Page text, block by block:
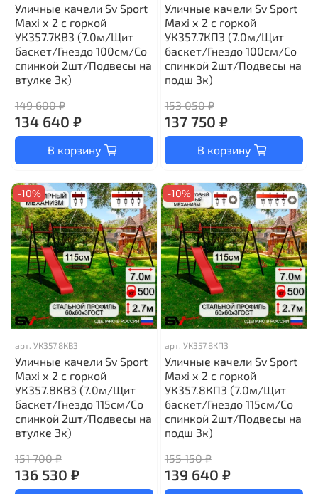
Уличные качели Sv Sport
Maxi х 2 с горкой
УК357.7КВ3 (7.0м/Щит
баскет/Гнездо 100см/Со
спинкой 2шт/Подвесы на
втулке 3к)
149 600 ₽
134 640 ₽
В корзину
Уличные качели Sv Sport
Maxi х 2 с горкой
УК357.7КП3 (7.0м/Щит
баскет/Гнездо 100см/Со
спинкой 2шт/Подвесы на
подш 3к)
153 050 ₽
137 750 ₽
В корзину
-10%
арт. УК357.8КВ3
Уличные качели Sv Sport
Maxi х 2 с горкой
УК357.8КВ3 (7.0м/Щит
баскет/Гнездо 115см/Со
спинкой 2шт/Подвесы на
втулке 3к)
151 700 ₽
136 530 ₽
-10%
арт. УК357.8КП3
Уличные качели Sv Sport
Maxi х 2 с горкой
УК357.8КП3 (7.0м/Щит
баскет/Гнездо 115см/Со
спинкой 2шт/Подвесы на
подш 3к)
155 150 ₽
139 640 ₽